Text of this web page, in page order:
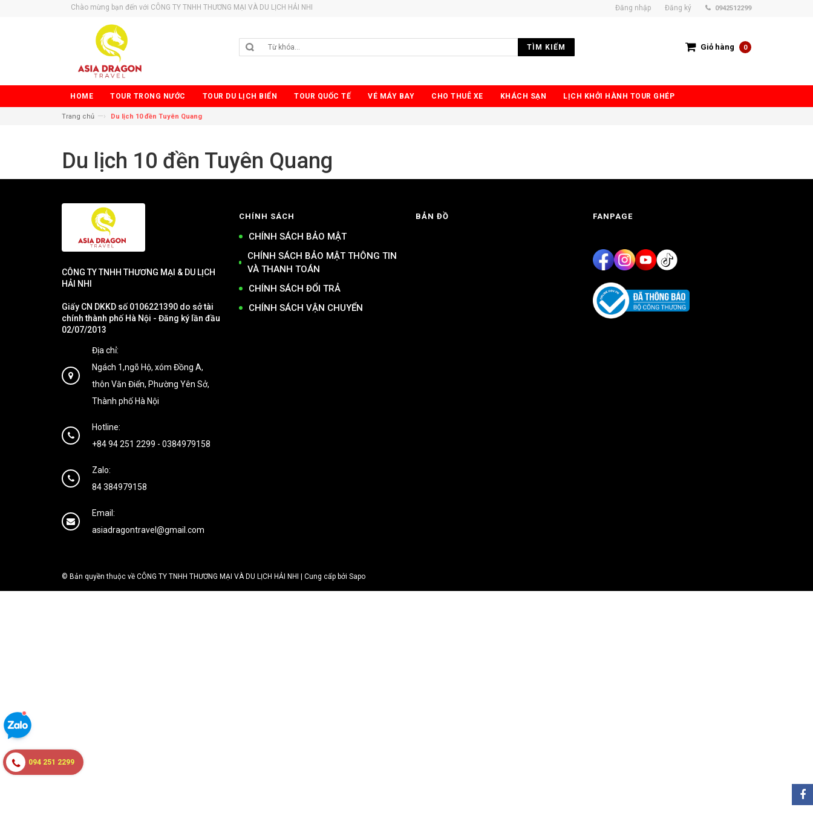
Chào mừng bạn đến với CÔNG TY TNHH THƯƠNG MẠI VÀ DU LỊCH HẢI NHI Đăng nhập Đăng ký 0942512299
TÌM KIẾM Giỏ hàng 0
HOME TOUR TRONG NƯỚC TOUR DU LỊCH BIỂN TOUR QUỐC TẾ VÉ MÁY BAY CHO THUÊ XE KHÁCH SẠN LỊCH KHỞI HÀNH TOUR GHÉP
Trang chủ —› Du lịch 10 đền Tuyên Quang
Du lịch 10 đền Tuyên Quang
CÔNG TY TNHH THƯƠNG MẠI & DU LỊCH
HẢI NHI
Giấy CN DKKD số 0106221390 do sở tài
chính thành phố Hà Nội - Đăng ký lần đầu
02/07/2013
Địa chỉ:
Ngách 1,ngõ Hộ, xóm Đồng A,
thôn Văn Điển, Phường Yên Sở,
Thành phố Hà Nội
Hotline:
+84 94 251 2299 - 0384979158
Zalo:
84 384979158
Email:
asiadragontravel@gmail.com
CHÍNH SÁCH
CHÍNH SÁCH BẢO MẬT
CHÍNH SÁCH BẢO MẬT THÔNG TIN
VÀ THANH TOÁN
CHÍNH SÁCH ĐỔI TRẢ
CHÍNH SÁCH VẬN CHUYỂN
BẢN ĐỒ FANPAGE
© Bản quyền thuộc về CÔNG TY TNHH THƯƠNG MẠI VÀ DU LỊCH HẢI NHI | Cung cấp bởi Sapo
094 251 2299